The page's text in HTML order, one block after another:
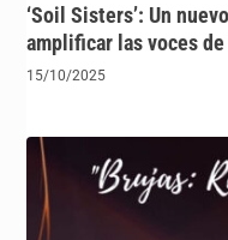
‘Soil Sisters’: Un
amplificar las voces
15/10/2025